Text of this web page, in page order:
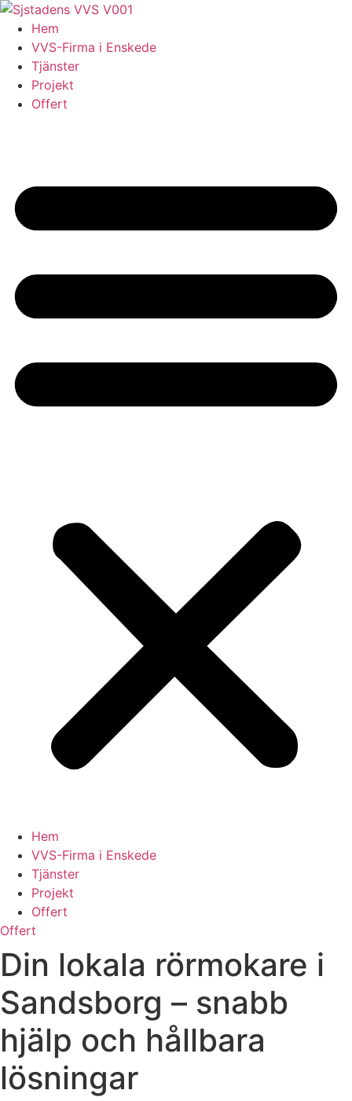
Skip
content
Hem
VVS-Firma i Enskede
Tjänster
Projekt
Offert
Hem
VVS-Firma i Enskede
Tjänster
Projekt
Offert
Offert
Din lokala rörmokare i
Sandsborg – snabb
hjälp och hållbara
lösningar